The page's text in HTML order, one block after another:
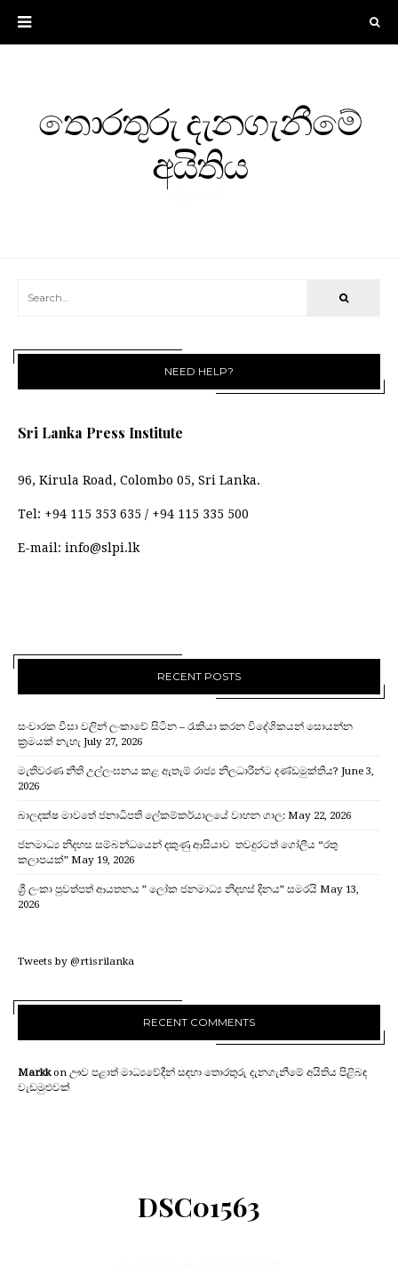
තොරතුරු දැනගැනීමේ
අයිතිය
NEED HELP?
Sri Lanka Press Institute
96, Kirula Road, Colombo 05, Sri Lanka.
Tel: +94 115 353 635 / +94 115 335 500
E-mail: info@slpi.lk
RECENT POSTS
සංචාරක වීසා වලින් ලංකාවේ සිටින – රැකියා කරන විදේශිකයන් සොයන්න
ක්‍රමයක් නැහැ July 27, 2026
මැතිවරණ නීති උල්ලංඝනය කළ ඇතැම් රාජ්‍ය නිලධාරීන්ට දණ්ඩමුක්තිය? June 3,
2026
බාලදක්ෂ මාවතේ ජනාධිපති ලේකම්කර්යාලයේ වාහන ගාල: May 22, 2026
ජනමාධ්‍ය නිදහස සම්බන්ධයෙන් දකුණු ආසියාව තවදුරටත් ගෝලීය “රතු
කලාපයක්” May 19, 2026
ශ්‍රී ලංකා පුවත්පත් ආයතනය ” ලෝක ජනමාධ්‍ය නිදහස් දිනය” සමරයි May 13,
2026
Tweets by @rtisrilanka
RECENT COMMENTS
Markkon ඌව පළාත් මාධ්‍යවේදීන් සඳහා තොරතුරු දැනගැනීමේ අයිතිය පිළිබඳ
වැඩමුළුවක්
DSC01563